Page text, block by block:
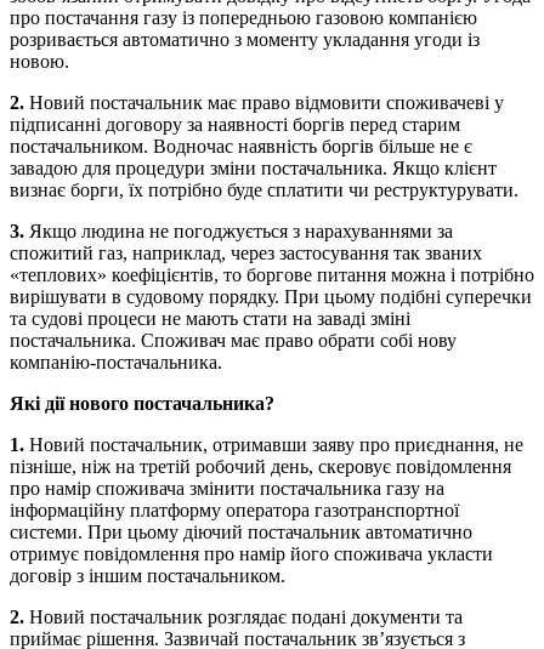
про постачання газу із попередньою газовою компанією
розривається автоматично з моменту укладання угоди із
новою.
2. Новий постачальник має право відмовити споживачеві у
підписанні договору за наявності боргів перед старим
постачальником. Водночас наявність боргів більше не є
завадою для процедури зміни постачальника. Якщо клієнт
визнає борги, їх потрібно буде сплатити чи реструктурувати.
3. Якщо людина не погоджується з нарахуваннями за
спожитий газ, наприклад, через застосування так званих
«теплових» коефіцієнтів, то боргове питання можна і потрібно
вирішувати в судовому порядку. При цьому подібні суперечки
та судові процеси не мають стати на заваді зміні
постачальника. Споживач має право обрати собі нову
компанію-постачальника.
Які дії нового постачальника?
1. Новий постачальник, отримавши заяву про приєднання, не
пізніше, ніж на третій робочий день, скеровує повідомлення
про намір споживача змінити постачальника газу на
інформаційну платформу оператора газотранспортної
системи. При цьому діючий постачальник автоматично
отримує повідомлення про намір його споживача укласти
договір з іншим постачальником.
2. Новий постачальник розглядає подані документи та
приймає рішення. Зазвичай постачальник зв’язується з